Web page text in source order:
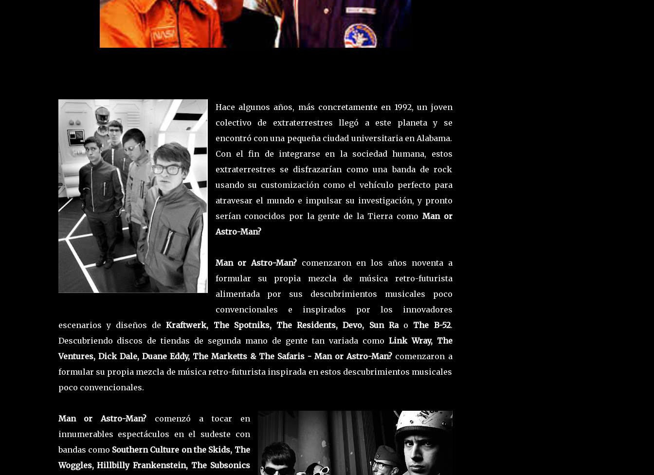
Hace algunos años, más concretamente en 1992, un joven
colectivo de extraterrestres llegó a este planeta y se
encontró con una pequeña ciudad universitaria en Alabama.
Con el fin de integrarse en la sociedad humana, estos
extraterrestres se disfrazarían como una banda de rock
usando su customización como el vehículo perfecto para
atravesar el mundo e impulsar su investigación, y pronto
serían conocidos por la gente de la Tierra como Man or
Astro-Man?
Man or Astro-Man? comenzaron en los años noventa a
formular su propia mezcla de música retro-futurista
alimentada por sus descubrimientos musicales poco
convencionales e inspirados por los innovadores
escenarios y diseños deKraftwerk, The Spotniks, The Residents, Devo, Sun Ra o The B-52.
Descubriendo discos de tiendas de segunda mano de gente tan variada como Link Wray, The
Ventures, Dick Dale, Duane Eddy, The Marketts & The Safaris - Man or Astro-Man? comenzaron a
formular su propia mezcla de música retro-futurista inspirada en estos descubrimientos musicales
poco convencionales.
Man or Astro-Man? comenzó a tocar en
innumerables espectáculos en el sudeste con
bandas como Southern Culture on the Skids, The
Woggles, Hillbilly Frankenstein, The Subsonics